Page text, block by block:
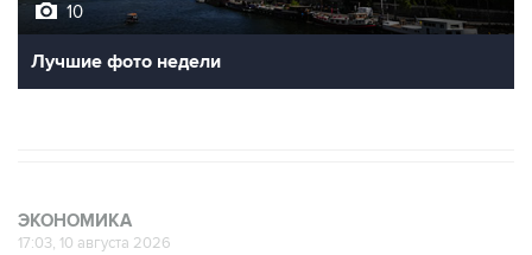
10
Лучшие фото недели
ЭКОНОМИКА
17:03, 10 августа 2026